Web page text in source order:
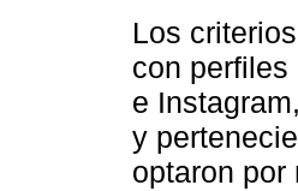
Los
con perfiles
e
y
optaron por